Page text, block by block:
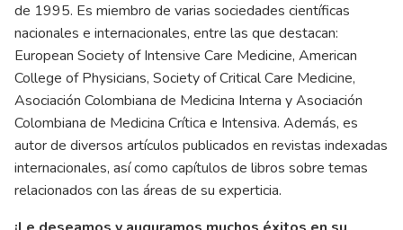
de 1995. Es miembro de varias sociedades científicas
nacionales e internacionales, entre las que destacan:
European Society of Intensive Care Medicine, American
College of Physicians, Society of Critical Care Medicine,
Asociación Colombiana de Medicina Interna y Asociación
Colombiana de Medicina Crítica e Intensiva. Además, es
autor de diversos artículos publicados en revistas indexadas
internacionales, así como capítulos de libros sobre temas
relacionados con las áreas de su experticia.